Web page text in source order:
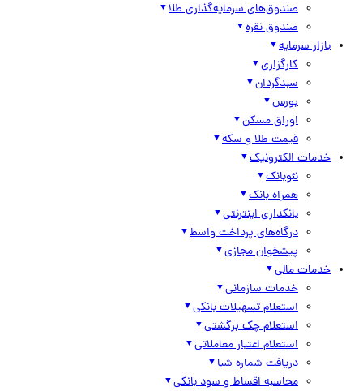
صندوق‌های سرمایه‌گذاری طلا
صندوق نقره
بازار سرمایه
کارگزاری
سبدگردان
بورس
اوراق مسکن
قیمت طلا و سکه
خدمات الکترونیک
نئوبانک
همراه بانک
بانکداری اینترنتی
درگاه‌های پرداخت واسط
پیشخوان مجازی
خدمات مالی
خدمات سازمانی
استعلام تسهیلات بانکی
استعلام چک برگشتی
استعلام اعتبار معاملاتی
دریافت شماره شبا
محاسبه اقساط و سود بانکی